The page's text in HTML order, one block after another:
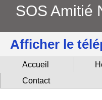
SOS Amitié
Afficher le
Accueil
Contact